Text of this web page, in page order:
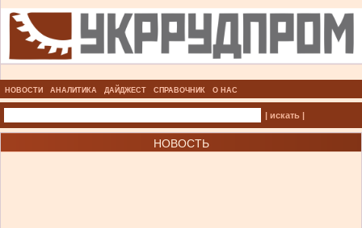
НОВОСТИ АНАЛИТИКА ДАЙДЖЕСТ СПРАВОЧНИК О НАС
| искать |
НОВОСТЬ